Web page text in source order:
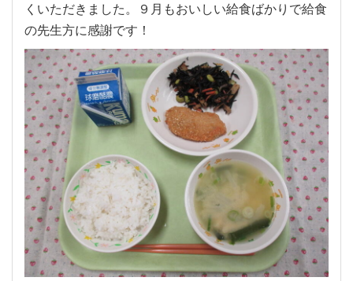
くいただきました。９月もおいしい給食ばかりで給食
の先生方に感謝です！